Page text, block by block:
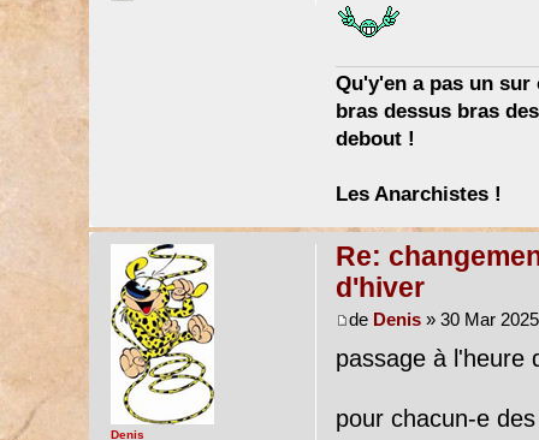
Qu'y'en a pas un
bras dessus bras
debout !
Les Anarchistes !
Re:
d'hiver
de Denis» 30 Mar
passage à l'heure
pour chacun-e
Denis